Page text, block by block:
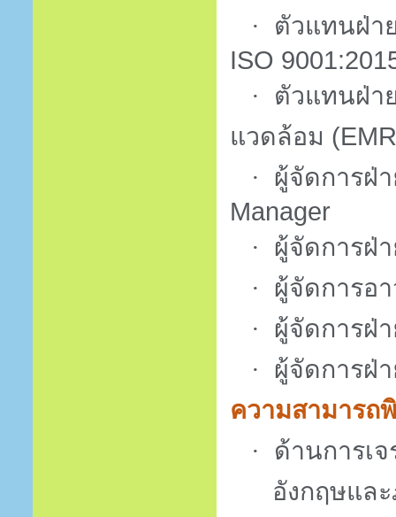
·
ตัวแทนฝ่า
ISO
·
ตัวแทนฝ่า
แวดล้อม
·
ผู้จัดการฝ่
Manager
·
ผู้จัดการ
·
ผู้จัดการอ
·
ผู้จัดการฝ่
·
ผู้จัดการฝ่
ความสามารถ
·
ด้านการเ
อังกฤษแล